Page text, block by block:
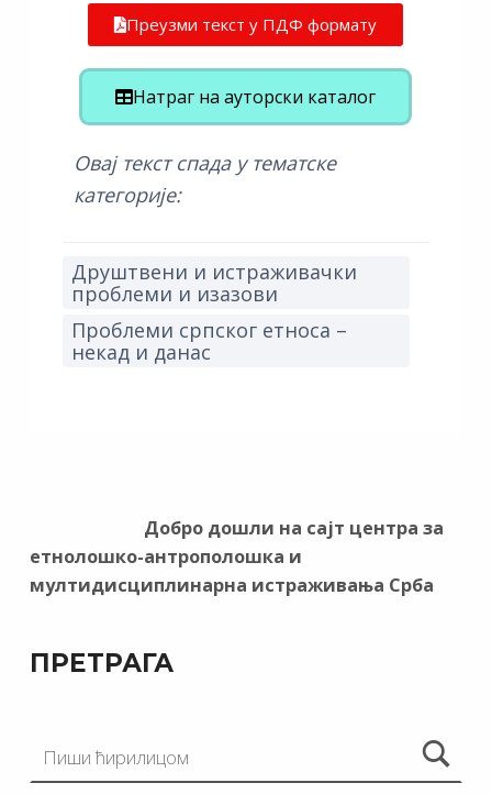
Преузми текст у ПДФ формату
Натраг на ауторски каталог
Овај текст спада у тематске
категорије:
Друштвени и истраживачки
проблеми и изазови
Проблеми српског етноса –
некад и данас
Добро дошли на сајт центра за
етнолошко-антрополошка и
мултидисциплинарна истраживања Срба
ПРЕТРАГА